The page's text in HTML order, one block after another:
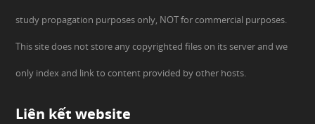
study propagation purposes only, NOT for commercial purposes.
This site does not store any copyrighted files on its server and we
only index and link to content provided by other hosts.
Liên kết website